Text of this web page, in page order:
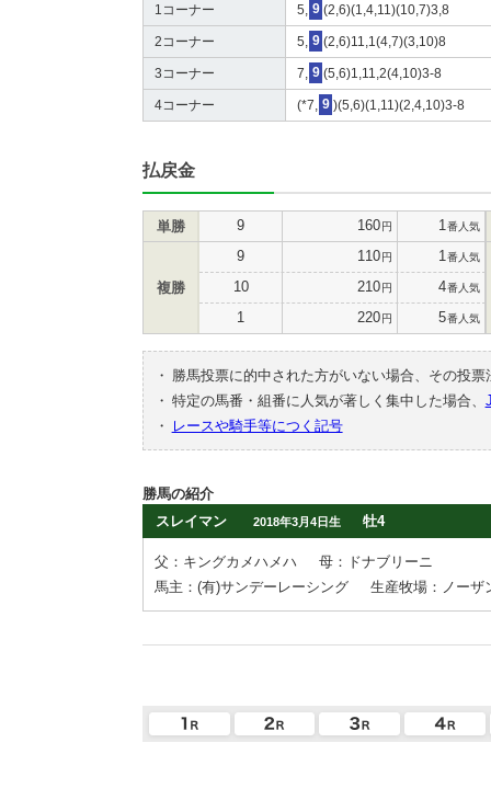
1コーナー 5, 9 (2,6)(1,4,11)(10,7)3,8
2コーナー 5, 9 (2,6)11,1(4,7)(3,10)8
3コーナー 7, 9 (5,6)1,11,2(4,10)3-8
4コーナー (*7, 9 )(5,6)(1,11)(2,4,10)3-8
払戻金
単勝 9 160円 1 番人気
複勝
9 110円 1 番人気
10 210円 4番人気
1 220円 5番人気
・
勝馬投票に的中された方がいない場合、その投
・ 特定の馬番・組番に人気が著しく集中した場合、
・
レースや騎手等につく記号
勝馬の紹介
スレイマン
2018年3月4日生 牡4
父：キングカメハメハ
母：ドナブリーニ
馬主：(有)サンデーレーシング
生産牧場：ノーザ